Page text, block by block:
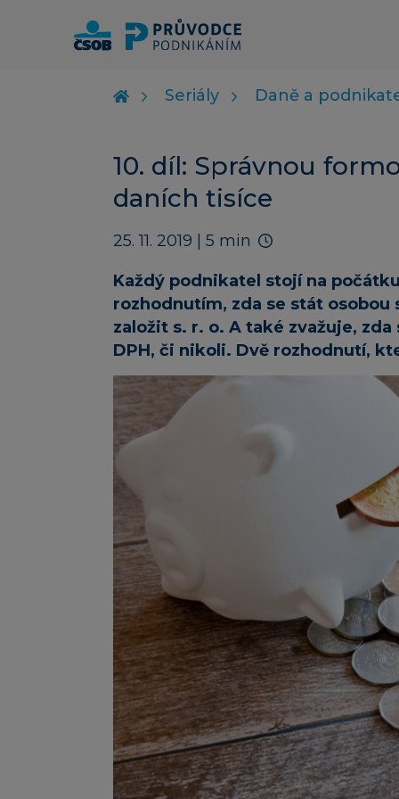
Seriály Daně a
10. díl: Správnou
daních tisíce
25. 11. 2019 | 5 min
Každý podnikatel stojí na
rozhodnutím, zda se stát
založit s. r. o. A také zvažuje,
DPH, či nikoli. Dvě rozhodnutí,